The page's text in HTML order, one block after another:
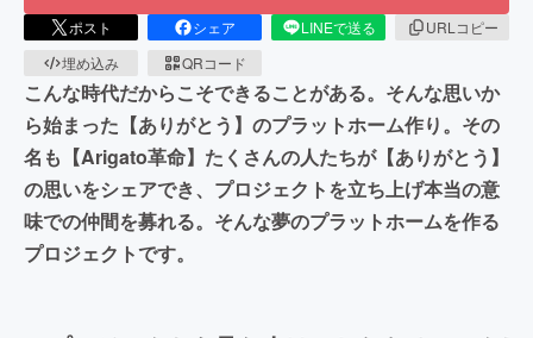
ポスト シェア LINEで送る
URLコピー
埋め込み
QRコード
こんな時代だからこそできることがある。そんな思いか
ら始まった【ありがとう】のプラットホーム作り。その
名も【Arigato革命】たくさんの人たちが【ありがとう】
の思いをシェアでき、プロジェクトを立ち上げ本当の意
味での仲間を募れる。そんな夢のプラットホームを作る
プロジェクトです。